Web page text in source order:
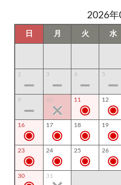
2026年
日 月 火 水
2 3 4 5
9 10 11 12
16 17 18 19
23 24 25 26
30 31